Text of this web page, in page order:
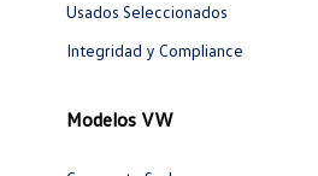
Usados Seleccionados
Integridad y Compliance
Modelos VW